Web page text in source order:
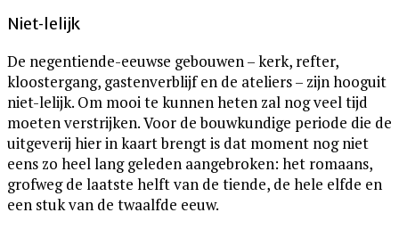
Niet-lelijk
De negentiende-eeuwse gebouwen – kerk, refter,
kloostergang, gastenverblijf en de ateliers – zijn hooguit
niet-lelijk. Om mooi te kunnen heten zal nog veel tijd
moeten verstrijken. Voor de bouwkundige periode die de
uitgeverij hier in kaart brengt is dat moment nog niet
eens zo heel lang geleden aangebroken: het romaans,
grofweg de laatste helft van de tiende, de hele elfde en
een stuk van de twaalfde eeuw.